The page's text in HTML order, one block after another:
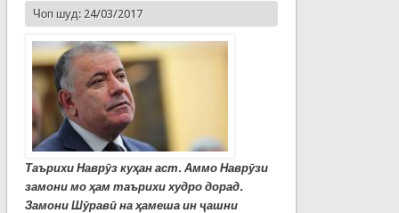
Чоп шуд: 24/03/2017
Таърихи Наврӯз куҳан аст. Аммо Наврӯзи
замони мо ҳам таърихи худро дорад.
Замони Шӯравӣ на ҳамеша ин ҷашни